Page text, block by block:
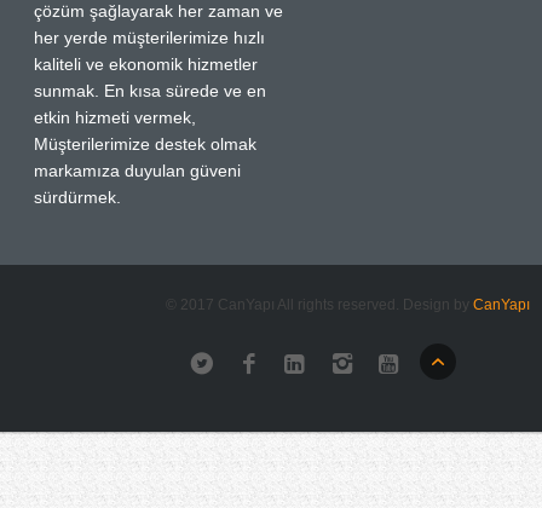
çözüm şağlayarak her zaman ve
her yerde müşterilerimize hızlı
kaliteli ve ekonomik hizmetler
sunmak. En kısa sürede ve en
etkin hizmeti vermek,
Müşterilerimize destek olmak
markamıza duyulan güveni
sürdürmek.
© 2017 CanYapı All rights reserved. Design by CanYapı